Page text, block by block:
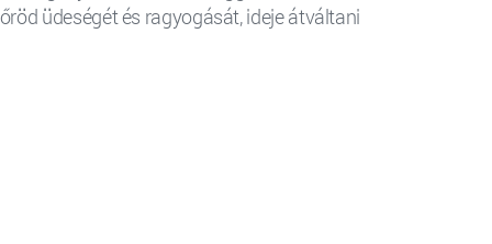
üdeségét és ragyogását, ideje átváltani